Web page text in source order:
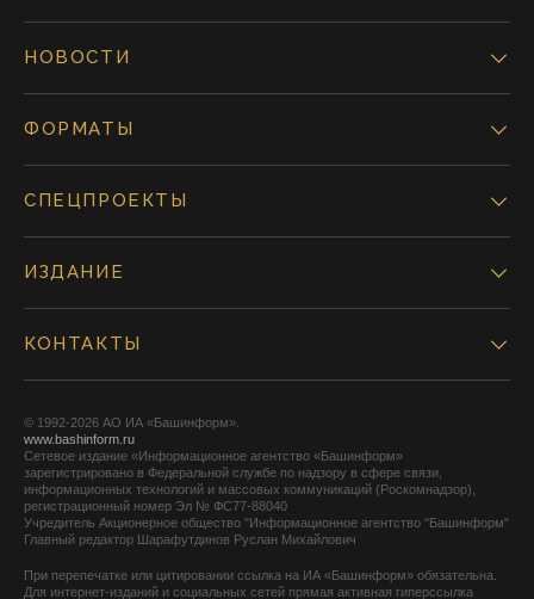
НОВОСТИ
ФОРМАТЫ
СПЕЦПРОЕКТЫ
ИЗДАНИЕ
КОНТАКТЫ
© 1992-2026 АО ИА «Башинформ».
www.bashinform.ru
Сетевое издание «Информационное агентство «Башинформ»
зарегистрировано в Федеральной службе по надзору в сфере связи,
информационных технологий и массовых коммуникаций (Роскомнадзор),
регистрационный номер Эл № ФС77-88040
Учредитель Акционерное общество "Информационное агентство "Башинформ"
Главный редактор Шарафутдинов Руслан Михайлович
При перепечатке или цитировании ссылка на ИА «Башинформ» обязательна.
Для интернет-изданий и социальных сетей прямая активная гиперссылка